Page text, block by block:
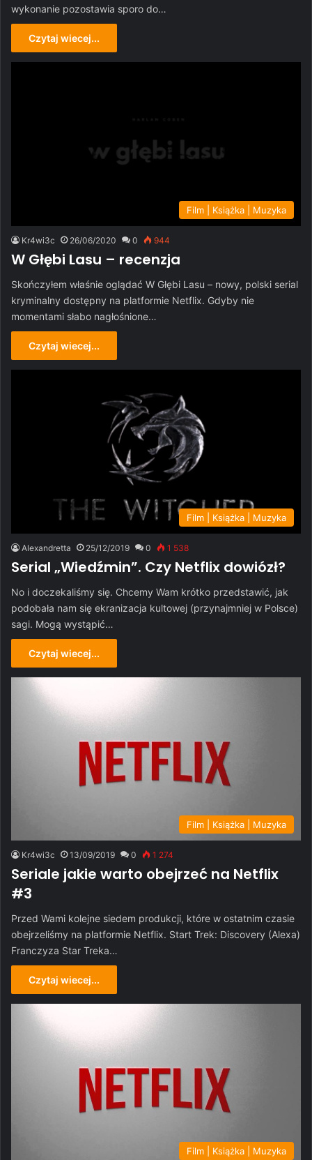
wykonanie pozostawia sporo do…
Czytaj wiecej...
Film | Książka | Muzyka
Kr4wi3c 26/06/2020 0 944
W Głębi Lasu – recenzja
Skończyłem właśnie oglądać W Głębi Lasu – nowy, polski serial
kryminalny dostępny na platformie Netflix. Gdyby nie
momentami słabo nagłośnione…
Czytaj wiecej...
Film | Książka | Muzyka
Alexandretta 25/12/2019 0 1 538
Serial „Wiedźmin”. Czy Netflix dowiózł?
No i doczekaliśmy się. Chcemy Wam krótko przedstawić, jak
podobała nam się ekranizacja kultowej (przynajmniej w Polsce)
sagi. Mogą wystąpić…
Czytaj wiecej...
Film | Książka | Muzyka
Kr4wi3c 13/09/2019 0 1 274
Seriale jakie warto obejrzeć na Netflix
#3
Przed Wami kolejne siedem produkcji, które w ostatnim czasie
obejrzeliśmy na platformie Netflix. Start Trek: Discovery (Alexa)
Franczyza Star Treka…
Czytaj wiecej...
Film | Książka | Muzyka